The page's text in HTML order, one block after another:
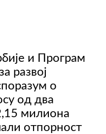
и Програм
развој
о
од два
милиона
отпорност